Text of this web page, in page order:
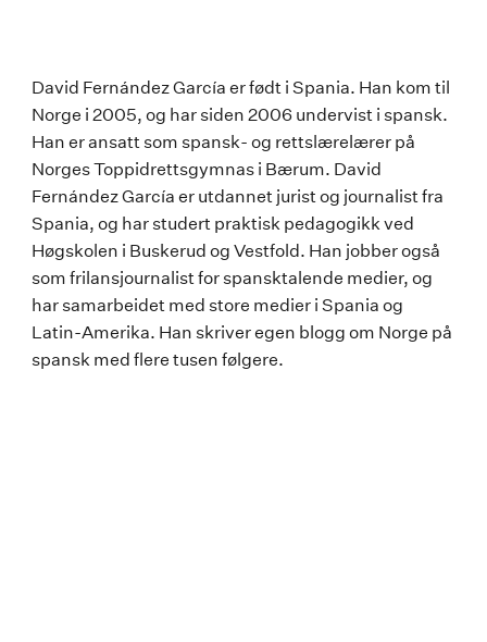
David
Fernández-
García
David Fernández García er født i Spania. Han kom til
Norge i 2005, og har siden 2006 undervist i spansk.
Han er ansatt som spansk- og rettslærelærer på
Norges Toppidrettsgymnas i Bærum. David
Fernández García er utdannet jurist og journalist fra
Spania, og har studert praktisk pedagogikk ved
Høgskolen i Buskerud og Vestfold. Han jobber også
som frilansjournalist for spansktalende medier, og
har samarbeidet med store medier i Spania og
Latin-Amerika. Han skriver egen blogg om Norge på
spansk med flere tusen følgere.